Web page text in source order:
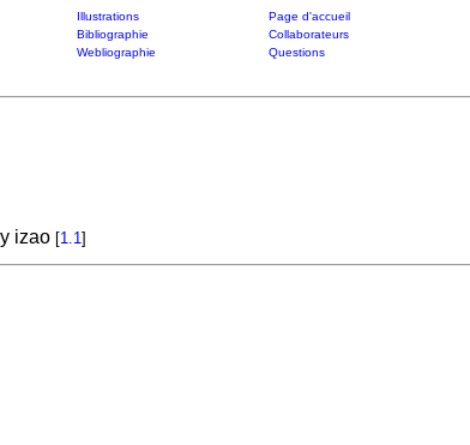
Illustrations
Page d'accueil
Bibliographie
Collaborateurs
Webliographie
Questions
izao [1.1]